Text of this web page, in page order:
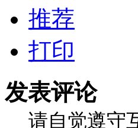
推荐
打印
发表评论
请自觉遵守